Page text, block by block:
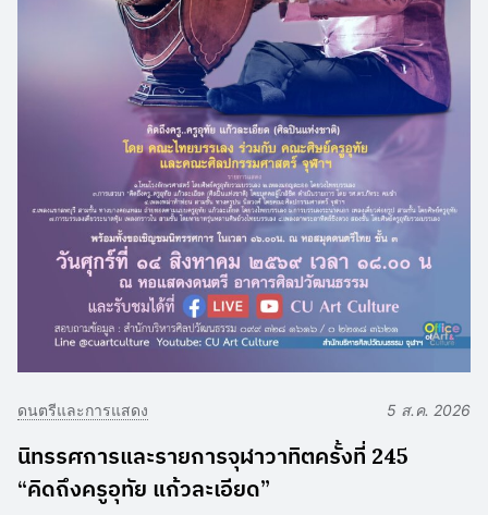
ดนตรีและการแสดง 5 ส.ค. 2026
นิทรรศการและรายการจุฬาวาทิตครั้งที่ 245
“คิดถึงครูอุทัย แก้วละเอียด”